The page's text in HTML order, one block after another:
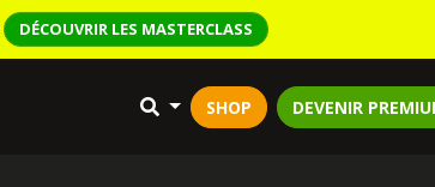
DÉCOUVRIR LES MASTERCLASS
SHOP DEVENIR